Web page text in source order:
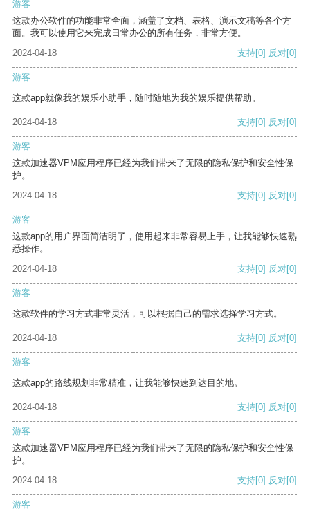
游客
这款办公软件的功能非常全面，涵盖了文档、表格、演示文稿等各个方
面。我可以使用它来完成日常办公的所有任务，非常方便。
2024-04-18
支持[0] 反对[0]
游客
这款app就像我的娱乐小助手，随时随地为我的娱乐提供帮助。
2024-04-18 支持[0] 反对[0]
游客
这款加速器VPM应用程序已经为我们带来了无限的隐私保护和安全性保
护。
2024-04-18
支持[0] 反对[0]
游客
这款app的用户界面简洁明了，使用起来非常容易上手，让我能够快速熟
悉操作。
2024-04-18
支持[0] 反对[0]
游客
这款软件的学习方式非常灵活，可以根据自己的需求选择学习方式。
2024-04-18 支持[0] 反对[0]
游客
这款app的路线规划非常精准，让我能够快速到达目的地。
2024-04-18 支持[0] 反对[0]
游客
这款加速器VPM应用程序已经为我们带来了无限的隐私保护和安全性保
护。
2024-04-18
支持[0] 反对[0]
游客